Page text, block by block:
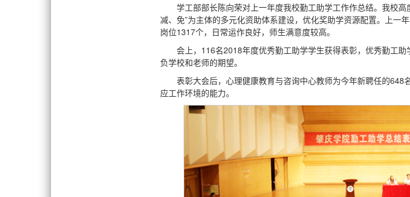
学工部部长陈向荣对上一年度我校勤工助学工作作总结。我校高
减、免”为主体的多元化资助体系建设，优化奖助学资源配置。上一
岗位1317个，日常运作良好，师生满意度较高。
会上，116名2018年度优秀勤工助学学生获得表彰，优秀勤工
负学校和老师的期望。
表彰大会后，心理健康教育与咨询中心教师为今年新聘任的
应工作环境的能力。